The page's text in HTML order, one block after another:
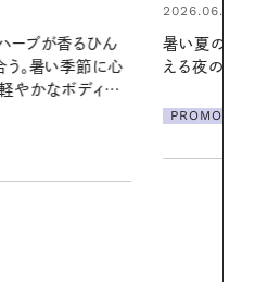
ーティン。私を整
褒美ケア
2026.06.01
お出かけ前
の一日。汗ば